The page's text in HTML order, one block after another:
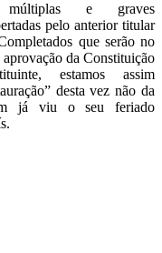
múltiplas e graves
pelo anterior titular
que serão no
da Constituição
estamos assim
desta vez não da
já viu o seu feriado